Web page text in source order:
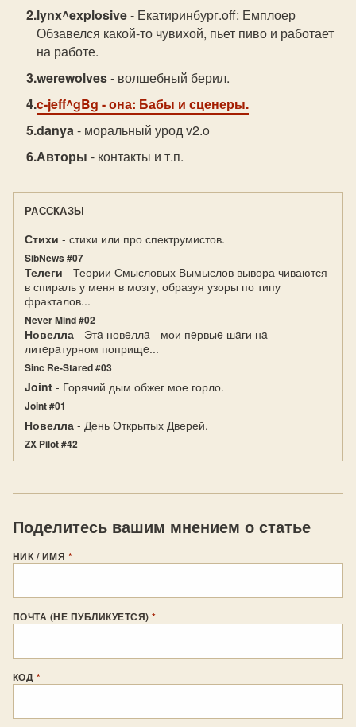
lynx^explosive- Екатиринбург.off: Емплоер
Обзавелся какой-то чувихой, пьет пиво и работает
на работе.
werewolves- волшебный берил.
c-jeff^gBg - она: Бабы и сценеры.
danya- моральный урод v2.o
Авторы - контакты и т.п.
РАССКАЗЫ
Стихи - стихи или про спектрумистов.
SibNews #07
Телеги - Теории Смысловых Вымыслов вывора чиваются
в спираль у меня в мозгу, образуя узоры по типу
фракталов...
Never Mind #02
Новелла - Этa новeллa - мои пeрвыe шaги нa
литeрaтурном поприщe...
Sinc Re-Stared #03
Joint - Горячий дым обжег мое горло.
Joint #01
Новелла - День Открытых Дверей.
ZX Pilot #42
Поделитесь вашим мнением о статье
НИК / ИМЯ *
ПОЧТА (НЕ ПУБЛИКУЕТСЯ)*
КОД *